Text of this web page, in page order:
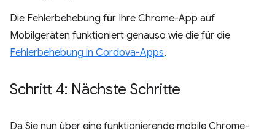
Die Fehlerbehebung für Ihre Chrome-App auf
Mobilgeräten funktioniert genauso wie die für die
Fehlerbehebung in Cordova-Apps.
Schritt 4: Nächste Schritte
Da Sie nun über eine funktionierende mobile Chrome-